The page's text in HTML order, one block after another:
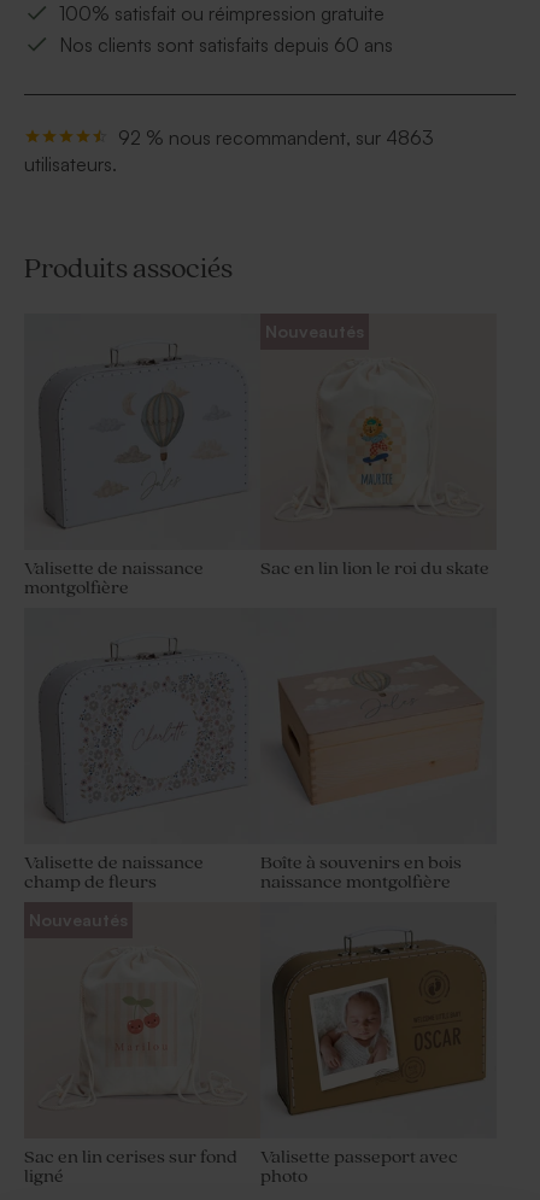
100% satisfait ou réimpression gratuite
Nos clients sont satisfaits depuis 60 ans
92 % nous recommandent, sur 4863
utilisateurs.
Produits associés
Valisette de naissance
montgolfière
Nouveautés
Sac en lin lion le roi du skate
Valisette de naissance
champ de fleurs
Boîte à souvenirs en bois
naissance montgolfière
Nouveautés
Sac en lin cerises sur fond
ligné
Valisette passeport avec
photo